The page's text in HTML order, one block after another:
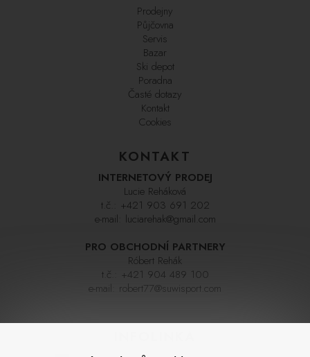
Prodejny
Půjčovna
Servis
Bazar
Ski depot
Poradna
Časté dotazy
Kontakt
Cookies
KONTAKT
INTERNETOVÝ PRODEJ
Lucie Reháková
t.č.: +421 903 691 202
e-mail: luciarehak@gmail.com
PRO OBCHODNÍ PARTNERY
Róbert Rehák
t.č.:
+421 904 489 100
e-mail: robert77@suwisport.com